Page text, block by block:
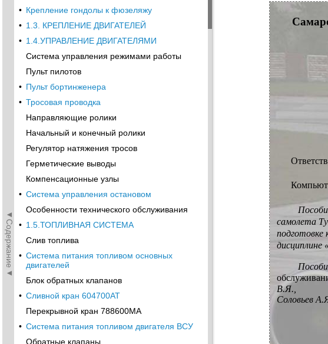
◄Содержание◄
• Крепление гондолы к фюзеляжу
• 1.3. КРЕПЛЕНИЕ ДВИГАТЕЛЕЙ
• 1.4.УПРАВЛЕНИЕ ДВИГАТЕЛЯМИ
Система управления режимами работы
Пульт пилотов
• Пульт бортинженера
• Тросовая проводка
Направляющие ролики
Начальный и конечный ролики
Регулятор натяжения тросов
Герметические выводы
Компенсационные узлы
• Система управления остановом
Особенности технического обслуживания
• 1.5.ТОПЛИВНАЯ СИСТЕМА
Слив топлива
• Система питания топливом основных
двигателей
Блок обратных клапанов
• Сливной кран 604700АТ
Перекрывной кран 788600МА
• Система питания топливом двигателя ВСУ
Обратные клапаны
самолета
подготовке
дисциплине
В.Я.,
Соловьев